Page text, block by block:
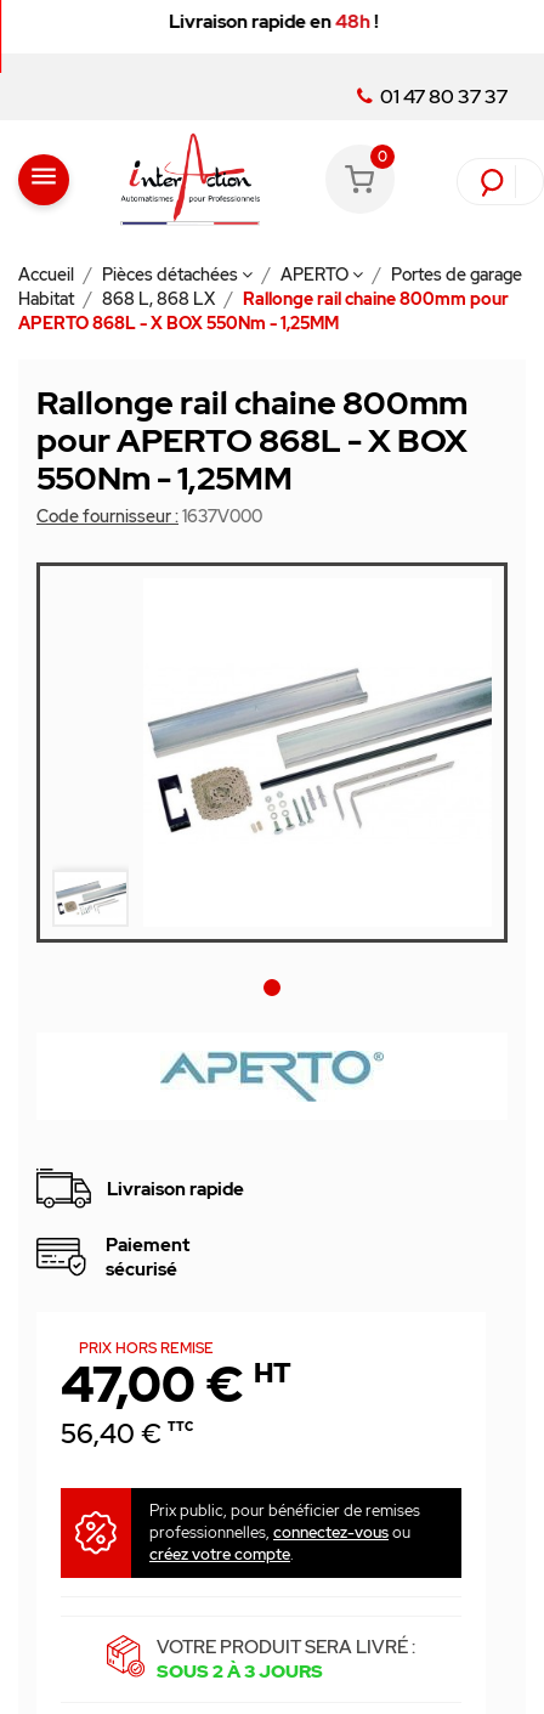
Livraison rapide en48h!
01 47 80 37 37
menu
0
Accueil Pièces détachées APERTO
Portes de garage
Habitat
868 L, 868 LX
Rallonge rail chaine 800mm pour
APERTO 868L - X BOX 550Nm - 1,25MM
Rallonge rail chaine 800mm
pour APERTO 868L - X BOX
550Nm - 1,25MM
Code fournisseur :1637V000
Livraison rapide
Paiement
sécurisé
PRIX HORS REMISE
47,00 € HT
56,40 € TTC
Prix public, pour bénéficier de remises
professionnelles, connectez-vousou
créez votre compte.
VOTRE PRODUIT SERA LIVRÉ :
SOUS 2 À 3 JOURS